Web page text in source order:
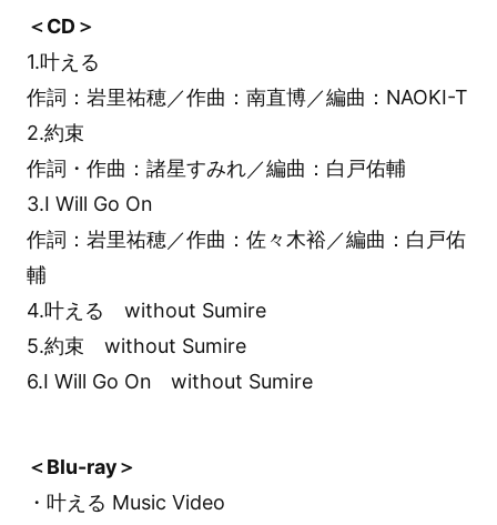
＜CD＞
1.叶える
作詞：岩里祐穂／作曲：南直博／編曲：NAOKI-T
2.約束
作詞・作曲：諸星すみれ／編曲：白戸佑輔
3.I Will Go On
作詞：岩里祐穂／作曲：佐々木裕／編曲：白戸佑
輔
4.叶える without Sumire
5.約束 without Sumire
6.I Will Go On without Sumire
＜Blu-ray＞
・叶える Music Video